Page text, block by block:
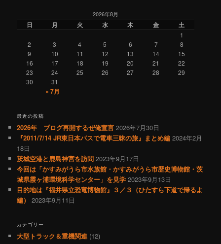
2026年8月
日 月 火 水 木 金 土
1
2
3 4 5 6 7
8
9
10 11 12 13 14
15
16
17 18 19 20 21
22
23
24 25 26 27 28
29
30
31
« 7月
最近の投稿
2026年 ブログ再開するぜ俺宣言 2026年7月30日
『2011/7/14 JR東日本パスで電車三昧の旅』まとめ編 2024年2月
18日
茨城空港と鹿島神宮を訪問 2023年9月17日
今回は「かすみがうら市水族館・かすみがうら市歴史博物館・茨
城県霞ヶ浦環境科学センター」を見学 2023年9月13日
目的地は『福井県立恐竜博物館』３／３（ひたすら下道で帰るよ
編）
2023年9月11日
カテゴリー
大型トラック＆重機関連 (12)